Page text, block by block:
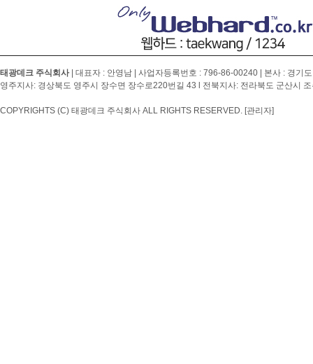
태광데크 주식회사| 대표자 : 안영남 | 사업자등록번호 : 796-86-00240 | 본사 : 경기
영주지사: 경상북도 영주시 장수면 장수로220번길 43 l 전북지사: 전라북도 군산시
COPYRIGHTS (C) 태광데크 주식회사 ALL RIGHTS RESERVED. [관리자]